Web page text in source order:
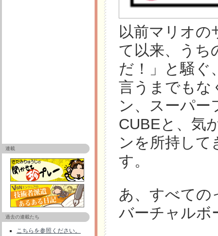
連載
過去の連載たち
こちらを参照ください。
以前マリオ
て以来、うち
だ！」と騒ぐ
言うまでもな
ン、スーパー
CUBEと、気
ンを所持して
す。
あ、すべての
バーチャルボ